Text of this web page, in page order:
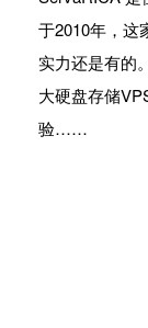
于2010年，这
实力还是有的
大硬盘存储
验……